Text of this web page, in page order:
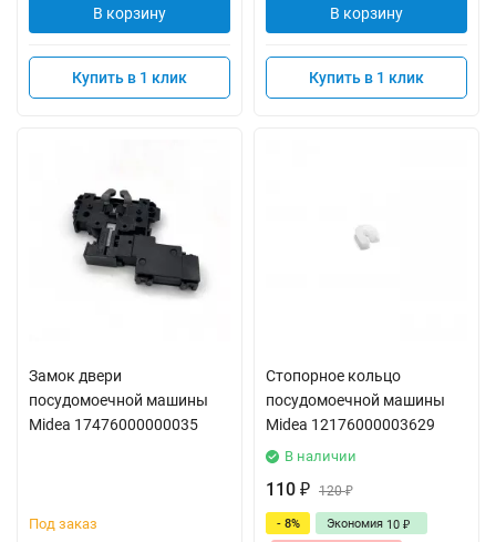
В корзину
Купить в 1 клик
В корзину
Купить в 1 клик
Замок двери
посудомоечной машины
Midea 17476000000035
Под заказ
Стопорное кольцо
посудомоечной машины
Midea 12176000003629
В наличии
110 ₽ 120₽
- 8% Экономия 10 ₽